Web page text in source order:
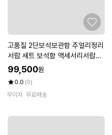
고품질 2단보석보관함 주얼리정리
서랍 세트 보석함 액세서리서랍
(WFKDG8C)
99,500원
0.0 (0)
무이자 무료배송